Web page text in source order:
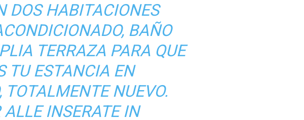
DOS HABITACIONES
BAÑO
TERRAZA PARA QUE
TU ESTANCIA EN
NUEVO.
INSERATE IN